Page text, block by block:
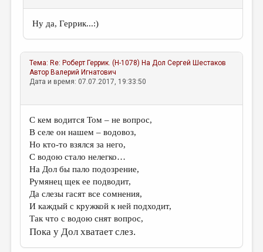
РЕЦЕНЗИРОВАНИЕ
ЦИКЛЫ ПУБЛИКАЦИЙ
МЕДИА
ВКОНТАКТЕ
Ну да, Геррик...:)
Тема: Re: Роберт Геррик. (H-1078) На Дол Сергей Шестаков
Автор Валерий Игнатович
Дата и время: 07.07.2017, 19:33:50
С кем водится Том – не вопрос,
В селе он нашем – водовоз,
Но кто-то взялся за него,
С водою стало нелегко…
На Дол бы пало подозрение,
Румянец щек ее подводит,
Да слезы гасят все сомнения,
И каждый с кружкой к ней подходит,
Так что с водою снят вопрос,
Пока у Дол хватает слез.